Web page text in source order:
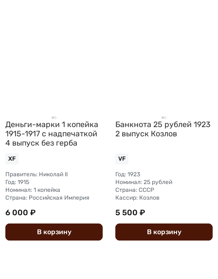
Деньги-марки 1 копейка
1915-1917 с надпечаткой
4 выпуск без герба
XF
Правитель: Николай II
Год: 1915
Номинал: 1 копейка
Страна: Российская Империя
6 000 ₽
В корзину
Банкнота 25 рублей 1923
2 выпуск Козлов
VF
Год: 1923
Номинал: 25 рублей
Страна: СССР
Кассир: Козлов
5 500 ₽
В корзину